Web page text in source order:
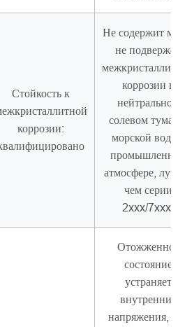
Стойкость к
коррозии:
Не содержит
не
коррозии в
солевом
морской
атмосфере,
чем серии
2xxx/7xxx.
состояние
устраняет
внутренние
напряжения,